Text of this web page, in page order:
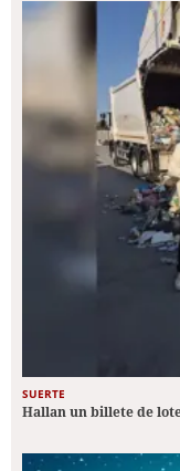
SUERTE
Hallan un billete de